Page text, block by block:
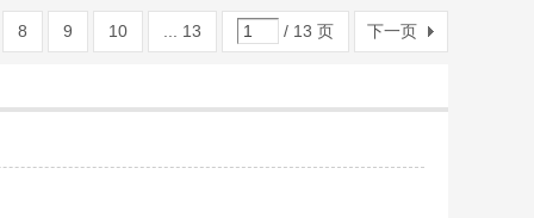
8 9 10 ... 13 / 13 页 下一页